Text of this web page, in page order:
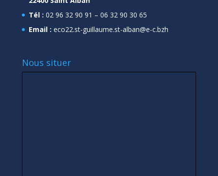
Tél : 02 96 32 90 91 – 06 32 90 30 65
Email : eco22.st-guillaume.st-alban@e-c.bzh
Nous situer